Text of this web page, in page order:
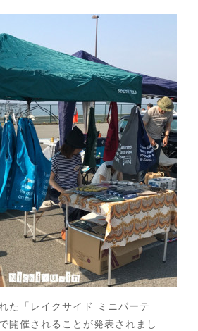
た「レイクサイド ミニパーテ
開催されることが発表されまし